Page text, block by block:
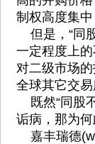
制权高度集
但是，“同
一定程度上
对二级市场
全球其它交易
既然“同股
诟病，那为
嘉丰瑞德